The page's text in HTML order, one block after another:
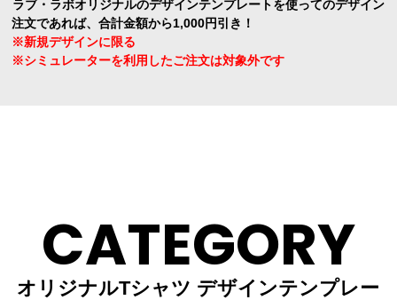
ラブ・ラボオリジナルのデザインテンプレートを使ってのデザイン
注文であれば、合計金額から1,000円引き！
※新規デザインに限る
※シミュレーターを利用したご注文は対象外です
CATEGORY
オリジナルTシャツ デザインテンプレー